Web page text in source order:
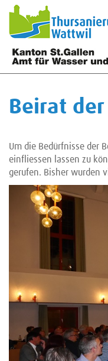
Beirat
Um die Bedürfnisse der
einfliessen lassen zu
gerufen. Bisher wurden